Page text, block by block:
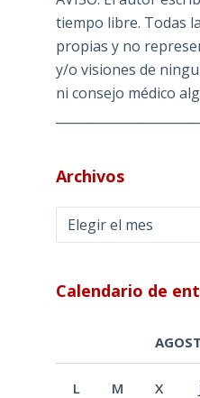
tiempo libre. Todas
propias y no
y/o visiones de
ni consejo médico
Archivos
Archivos
Calendario de
L M X